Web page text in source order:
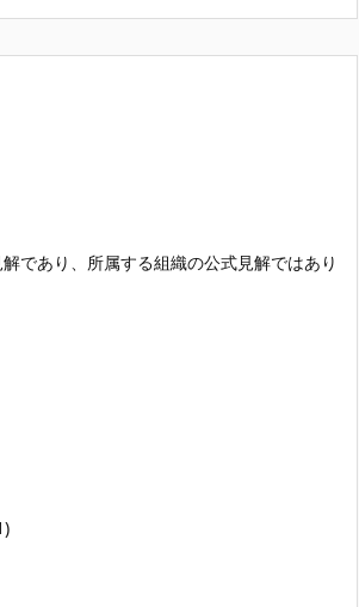
であり、所属する組織の公式見解ではあり